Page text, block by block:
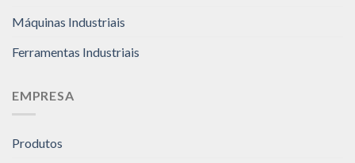
Máquinas Industriais
Ferramentas Industriais
EMPRESA
Produtos